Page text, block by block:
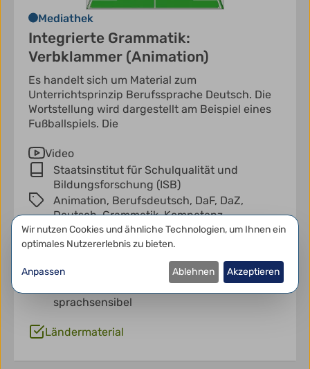
Mediathek
Integrierte Grammatik:
Verbklammer (Animation)
Es handelt sich um Material zum
Unterrichtsprinzip Berufssprache Deutsch. Die
Wortstellung wird dargestellt am Beispiel eines
Fußballspiels. Die
Video
Staatsinstitut für Schulqualität und
Bildungsforschung (ISB)
Animation, Berufsdeutsch, DaF, DaZ,
Deutsch,Grammatik,Kompetenz,
Querschnittsaufgabe,Sprachbegleitung,
Sprachbildung,Sprachdidaktik,
Sprachsensibilität,
Sprachsensibler Unterricht,integrierte
spielerisches Lernen,
sprachsensibel
Ländermaterial
Datenschutzeinstellungen
Wir nutzen Cookies und ähnliche Technologien, um Ihnen ein
optimales Nutzererlebnis zu bieten.
Anpassen Ablehnen Akzeptieren